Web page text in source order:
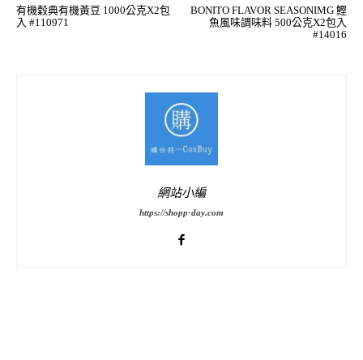
有機穀典有機黃豆 1000公克X2包
入 #110971
BONITO FLAVOR SEASONIMG 鰹
魚風味調味料 500公克X2包入
#14016
網站小編
https://shopp-day.com